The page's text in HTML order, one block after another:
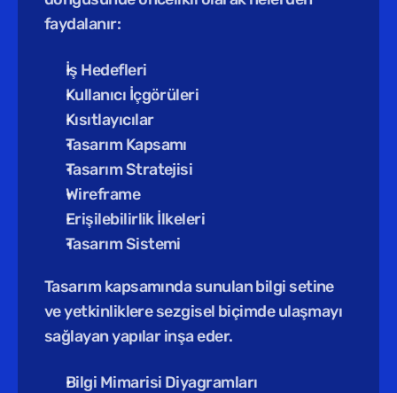
faydalanır:
İş Hedefleri
Kullanıcı İçgörüleri
Kısıtlayıcılar
Tasarım Kapsamı
Tasarım Stratejisi
Wireframe
Erişilebilirlik İlkeleri
Tasarım Sistemi
Tasarım kapsamında sunulan bilgi setine
ve yetkinliklere sezgisel biçimde ulaşmayı
sağlayan yapılar inşa eder.
Bilgi Mimarisi Diyagramları